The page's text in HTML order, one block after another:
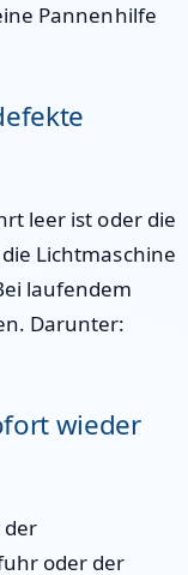
Pannenhilfe
leer ist oder die
Lichtmaschine
laufendem
Darunter:
wieder
der
oder der